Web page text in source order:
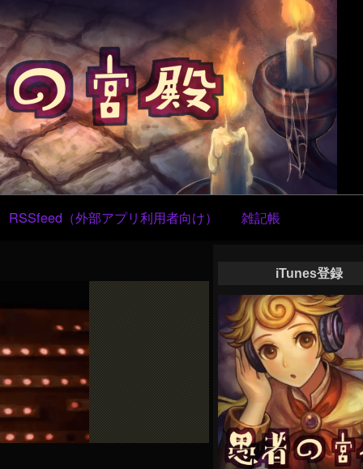
ン
テ
ン
ツ
へ
ス
キ
ッ
プ
RSSfeed（外部アプリ利用者向け） 雑記帳
iTunes登録